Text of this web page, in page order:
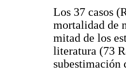
Los 37 casos
mortalidad de
mitad de los
literatura (73
subestimación